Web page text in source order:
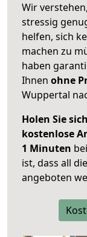
Wir
stressig
helfen, sich
machen zu
haben
Ihnen ohne
Wuppertal
Holen Sie
kostenlose
1 Minuten
ist, dass all
angeboten